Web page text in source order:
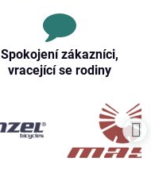
Spokojení zákazníci,
vracející se rodiny